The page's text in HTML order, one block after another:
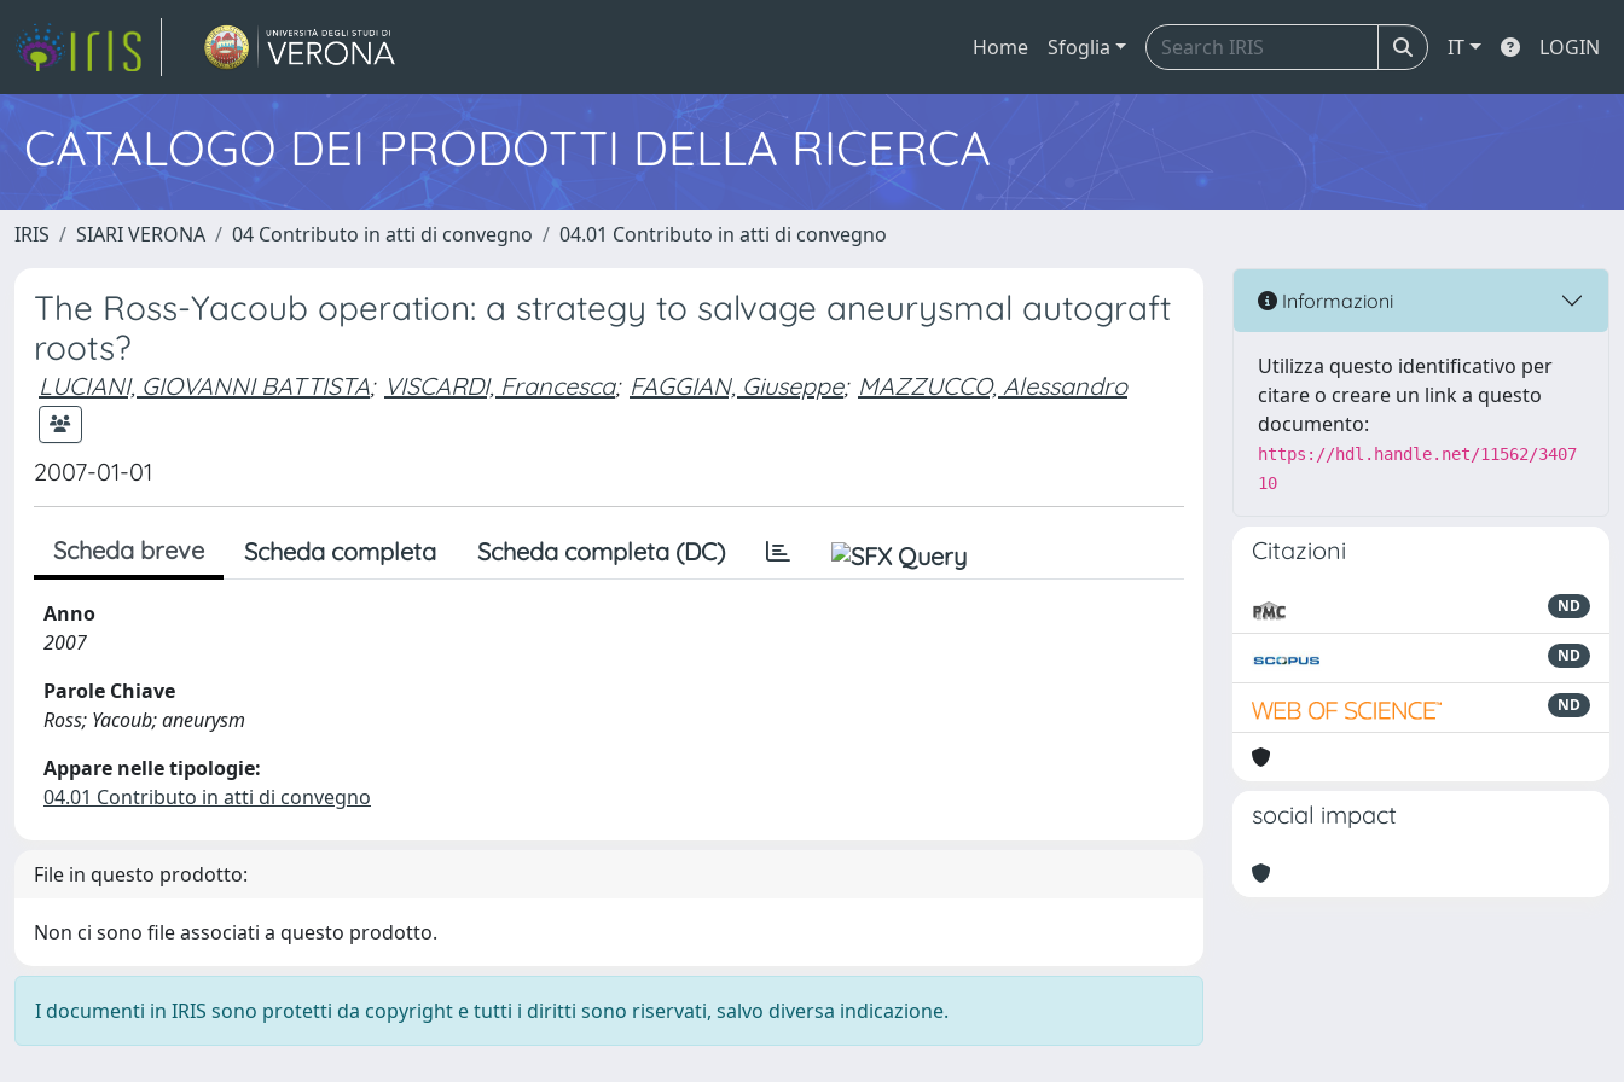
Home Sfoglia IT LOGIN
CATALOGO DEI PRODOTTI DELLA RICERCA
IRIS SIARI VERONA 04 Contributo in atti di convegno 04.01 Contributo in atti di convegno
The Ross-Yacoub operation: a strategy to salvage aneurysmal autograft
roots?
LUCIANI, GIOVANNI BATTISTA; VISCARDI, Francesca; FAGGIAN, Giuseppe; MAZZUCCO, Alessandro
2007-01-01
Scheda breve Scheda completa Scheda completa (DC)
Anno
2007
Parole Chiave
Ross; Yacoub; aneurysm
Appare nelle tipologie:
04.01 Contributo in atti di convegno
File in questo prodotto:
Non ci sono file associati a questo prodotto.
I documenti in IRIS sono protetti da copyright e tutti i diritti sono riservati, salvo diversa indicazione.
Informazioni
Utilizza questo identificativo per
citare o creare un link a questo
documento:
https://hdl.handle.net/11562/3407
10
Citazioni
ND
ND
ND
social impact